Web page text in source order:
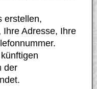
erstellen,
Adresse, Ihre
der